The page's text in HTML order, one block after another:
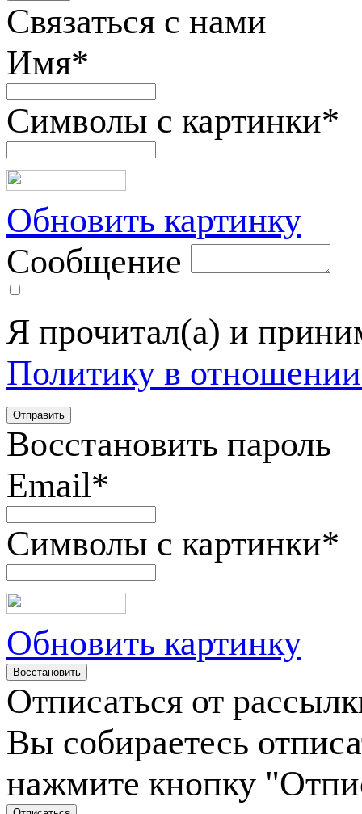
Связаться с нами
Имя*
Символы с картинки*
Обновить картинку
Сообщение
Я прочитал(а) и
Политику в
Восстановить пароль
Email*
Символы с картинки*
Обновить картинку
Отписаться от
Вы собираетесь
нажмите кнопку